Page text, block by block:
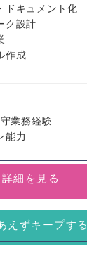
ドキュメント化
ク設計
作成
業務経験
能力
詳細を見る
えずキープする